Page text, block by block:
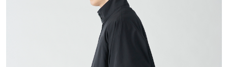
#マイナーグッド図鑑
#MONTHLY JOURNAL
#フイナムのYouTube
#FOCUS IT #AH.H